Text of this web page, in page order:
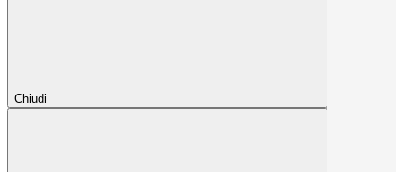
Chiudi